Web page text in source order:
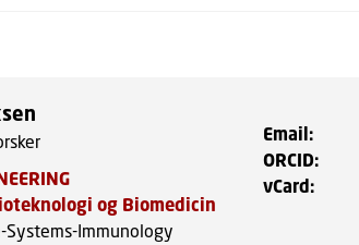
og Biomedicin
Systems-Immunology
Email :
ORCID:
vCard: